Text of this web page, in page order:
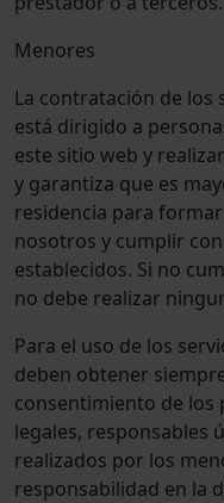
Menores
La contratación de los
está dirigido a
este sitio web y
y garantiza que es
residencia para
nosotros y cumplir
establecidos. Si no
no debe realizar
Para el uso de los
deben obtener
consentimiento de los
legales, responsables
realizados por los
responsabilidad en la